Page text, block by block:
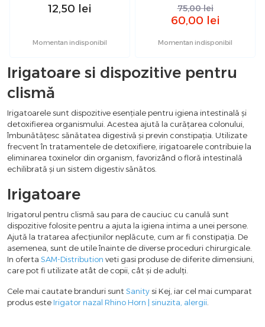
12,50 lei
Momentan indisponibil
75,00 lei
60,00 lei
Momentan indisponibil
Irigatoare si dispozitive pentru
clismă
Irigatoarele sunt dispozitive esențiale pentru igiena intestinală și
detoxifierea organismului. Acestea ajută la curățarea colonului,
îmbunătățesc sănătatea digestivă și previn constipația. Utilizate
frecvent în tratamentele de detoxifiere, irigatoarele contribuie la
eliminarea toxinelor din organism, favorizând o floră intestinală
echilibrată și un sistem digestiv sănătos.
Irigatoare
Irigatorul pentru clismă sau para de cauciuc cu canulă sunt
dispozitive folosite pentru a ajuta la igiena intima a unei persone.
Ajută la tratarea afecțiunilor neplăcute, cum ar fi constipația. De
asemenea, sunt de utile înainte de diverse proceduri chirurgicale.
In oferta SAM-Distribution veti gasi produse de diferite dimensiuni,
care pot fi utilizate atât de copii, cât și de adulți.
Cele mai cautate branduri sunt Sanitysi Kej, iar cel mai cumparat
produs este Irigator nazal Rhino Horn | sinuzita, alergii